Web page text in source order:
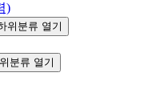
)
위분류 열기
분류 열기